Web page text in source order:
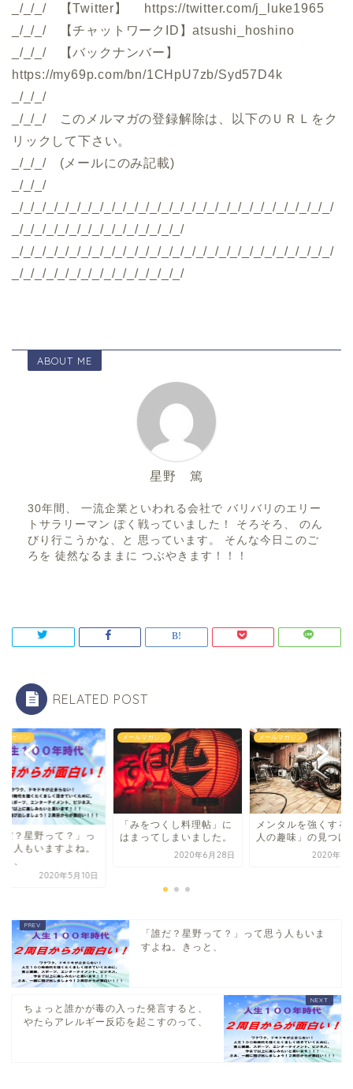
_/_/_/ 【Twitter】 https://twitter.com/j_luke1965
_/_/_/ 【チャットワークID】atsushi_hoshino
_/_/_/ 【バックナンバー】
https://my69p.com/bn/1CHpU7zb/Syd57D4k
_/_/_/
_/_/_/ このメルマガの登録解除は、以下のＵＲＬをク
リックして下さい。
_/_/_/ (メールにのみ記載)
_/_/_/
_/_/_/_/_/_/_/_/_/_/_/_/_/_/_/_/_/_/_/_/_/_/_/_/_/_/_/_/
_/_/_/_/_/_/_/_/_/_/_/_/_/_/_/
_/_/_/_/_/_/_/_/_/_/_/_/_/_/_/_/_/_/_/_/_/_/_/_/_/_/_/_/
_/_/_/_/_/_/_/_/_/_/_/_/_/_/_/
ABOUT ME
星野 篤
30年間、 一流企業といわれる会社で バリバリのエリー
トサラリーマン ぽく戦っていました！ そろそろ、 のん
びり行こうかな、と 思っています。 そんな今日このご
ろを 徒然なるままに つぶやきます！！！
RELATED POST
マガジン
だ？星野って？」っ
う人もいますよね。
2020年5月10日
メールマガジン
「みをつくし料理帖」に
はまってしまいました。
2020年6月28日
メールマガジン
メンタルを強くする
人の趣味」の見つけ
2020年7
「誰だ？星野って？」って思う人もいま
すよね。きっと、
ちょっと誰かが毒の入った発言すると、
やたらアレルギー反応を起こすのって、